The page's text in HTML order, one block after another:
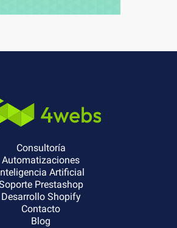
Consultoría
Automatizaciones
Artificial
Prestashop
Desarrollo Shopify
Contacto
Blog